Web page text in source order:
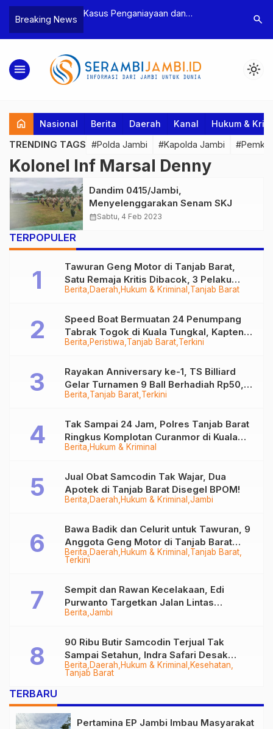
Breaking News
Bea Cukai
Pelaku beserta
dan 146 Gram
Kasus Penganiayaan dan
Tebo Tetapkan Dua Tersangka
Polres
Dua
search
menu light_mode
home Nasional Berita Daerah Kanal Hukum &
TRENDING TAGS #Polda Jambi #Kapolda Jambi
Kolonel Inf Marsal Denny
Dandim 0415/Jambi,
Menyelenggarakan Senam SKJ
calendar_monthSabtu, 4 Feb 2023
TERPOPULER
Berita Daerah Hukum & Kriminal Tanjab Barat
Tawuran Geng Motor di Tanjab Barat,
Satu Remaja Kritis Dibacok, 3 Pelaku
Ditangkap
Berita Peristiwa Tanjab Barat Terkini
Speed Boat Bermuatan 24 Penumpang
Tabrak Togok di Kuala Tungkal, Kapten
Sempat Hilang
Berita Tanjab Barat Terkini
Rayakan Anniversary ke-1, TS Billiard
Gelar Turnamen 9 Ball Berhadiah Rp50,8
Juta
Berita Hukum & Kriminal
Tak Sampai 24 Jam, Polres Tanjab Barat
Ringkus Komplotan Curanmor di Kuala
Tungkal
Berita Daerah Hukum & Kriminal Jambi
Jual Obat Samcodin Tak Wajar, Dua
Apotek di Tanjab Barat Disegel BPOM!
Berita Daerah Hukum & Kriminal Tanjab Barat
Terkini
Bawa Badik dan Celurit untuk Tawuran, 9
Anggota Geng Motor di Tanjab Barat
Diringkus
Berita Jambi
Sempit dan Rawan Kecelakaan, Edi
Purwanto Targetkan Jalan Lintas
Tungkal-Jambi Mulus di 2028
Berita Daerah Hukum & Kriminal
Kesehatan
Tanjab Barat
90 Ribu Butir Samcodin Terjual Tak
Sampai Setahun, Indra Safari Desak
Audit Menyeluruh
TERBARU
Pertamina EP Jambi Imbau Masyarakat